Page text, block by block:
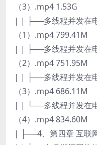
（3）.mp4 1.53G
| | ├──多线程并发在
（1）.mp4 799.41M
| | ├──多线程并发在
（2）.mp4 751.95M
| | ├──多线程并发在
（3）.mp4 686.11M
| | └──多线程并发在
（4）.mp4 834.60M
| ├──4、第四章 互联